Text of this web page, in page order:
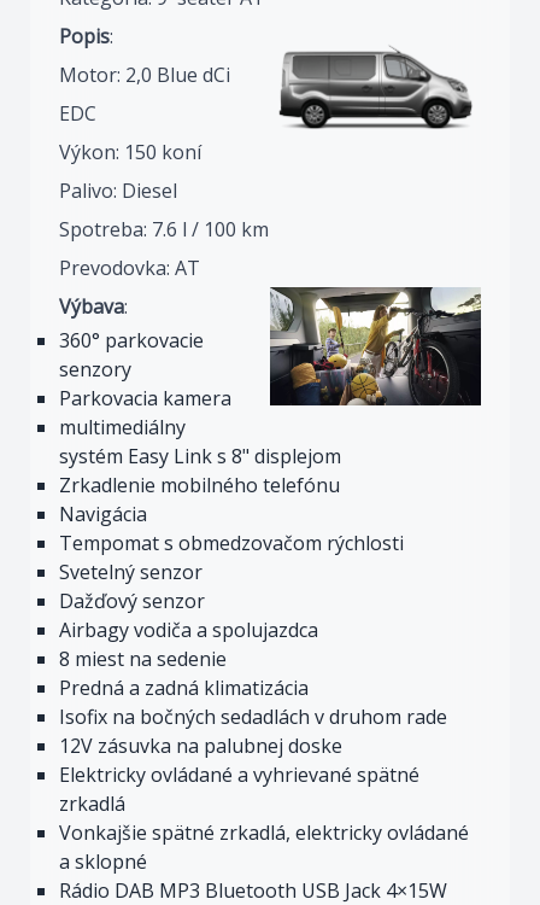
Popis:
Motor: 2,0 Blue dCi
EDC
Výkon: 150 koní
Palivo: Diesel
Spotreba: 7.6 l / 100 km
Prevodovka: AT
Výbava:
360° parkovacie
senzory
Parkovacia kamera
multimediálny
systém Easy Link s 8" displejom
Zrkadlenie mobilného telefónu
Navigácia
Tempomat s obmedzovačom rýchlosti
Svetelný senzor
Dažďový senzor
Airbagy vodiča a spolujazdca
8 miest na sedenie
Predná a zadná klimatizácia
Isofix na bočných sedadlách v druhom rade
12V zásuvka na palubnej doske
Elektricky ovládané a vyhrievané spätné
zrkadlá
Vonkajšie spätné zrkadlá, elektricky ovládané
a sklopné
Rádio DAB MP3 Bluetooth USB Jack 4×15W